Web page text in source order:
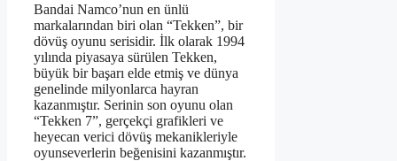
Bandai Namco’nun en ünlü
markalarından biri olan “Tekken”, bir
dövüş oyunu serisidir. İlk olarak 1994
yılında piyasaya sürülen Tekken,
büyük bir başarı elde etmiş ve dünya
genelinde milyonlarca hayran
kazanmıştır. Serinin son oyunu olan
“Tekken 7”, gerçekçi grafikleri ve
heyecan verici dövüş mekanikleriyle
oyunseverlerin beğenisini kazanmıştır.